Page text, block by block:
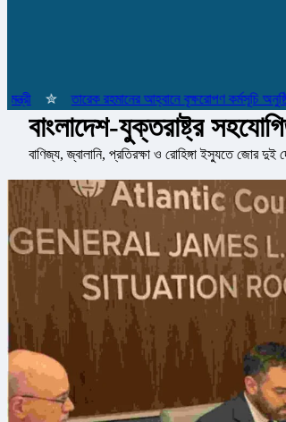
✮ তারেক রহমানের আহ্বানে বৃক্ষরোপণ কর্মসূচি অনুষ্ঠিত
বাংলাদেশ-যুক্তরাষ্ট্র
বাণিজ্য, জ্বালানি, প্রতিরক্ষা ও রোহিঙ্গা ইস্যুতে জোর দুই